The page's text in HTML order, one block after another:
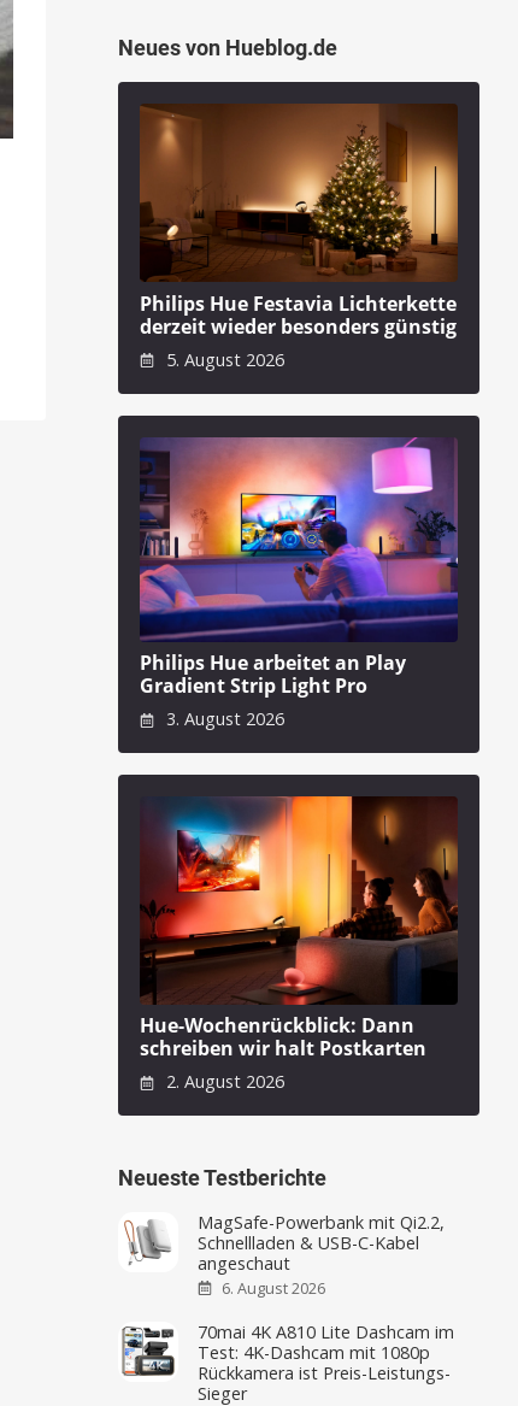
Neues von Hueblog.de
Philips Hue Festavia Lichterkette
derzeit wieder besonders günstig
5. August 2026
Philips Hue arbeitet an Play
Gradient Strip Light Pro
3. August 2026
Hue-Wochenrückblick: Dann
schreiben wir halt Postkarten
2. August 2026
Neueste Testberichte
MagSafe-Powerbank mit Qi2.2,
Schnellladen & USB-C-Kabel
angeschaut
6. August 2026
70mai 4K A810 Lite Dashcam im
Test: 4K-Dashcam mit 1080p
Rückkamera ist Preis-Leistungs-
Sieger